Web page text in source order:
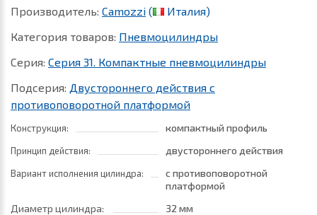
Производитель: Camozzi (
Италия)
Категория товаров: Пневмоцилиндры
Серия: Серия 31. Компактные пневмоцилиндры
Подсерия: Двустороннего действия с
противоповоротной платформой
Конструкция: компактный профиль
Принцип действия: двустороннего действия
Вариант исполнения цилиндра:
с противоповоротной
платформой
Диаметр цилиндра:
32 мм